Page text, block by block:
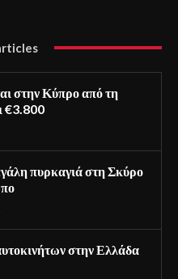
στην Κύπρο από τη
€3.800
πυρκαγιά στη Σκύρο
στην Ελλάδα